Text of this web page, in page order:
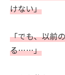
けない」
「でも、以前
る……」